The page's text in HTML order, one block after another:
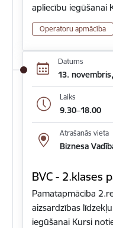
apliecību iegūšanai
Operatoru apmācība
Datums
13.
Laiks
9.30–18.00
Atrašanās vieta
Biznesa
BVC - 2.klases
Pamatapmācība
aizsardzības
iegūšanai Kursi